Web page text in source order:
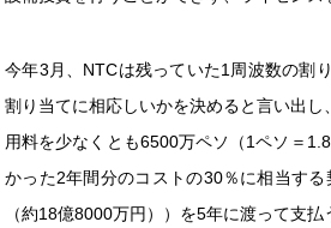
今年3月、NTCは残っていた1周波数の割
割り当てに相応しいかを決めると言い出
用料を少なくとも6500万ペソ（1ペソ＝
かった2年間分のコストの30％に相当す
（約18億8000万円））を5年に渡って支払